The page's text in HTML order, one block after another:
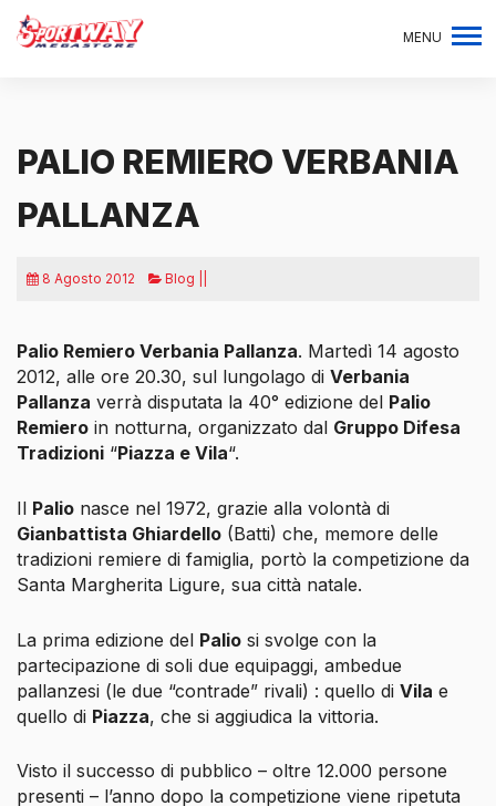
MENU
PALIO REMIERO VERBANIA
PALLANZA
8 Agosto 2012 Blog ||
Palio Remiero Verbania Pallanza. Martedì 14 agosto
2012, alle ore 20.30, sul lungolago di Verbania
Pallanza verrà disputata la 40° edizione del Palio
Remiero in notturna, organizzato dal Gruppo Difesa
Tradizioni “Piazza e Vila“.
Il Palio nasce nel 1972, grazie alla volontà di
Gianbattista Ghiardello (Batti) che, memore delle
tradizioni remiere di famiglia, portò la competizione da
Santa Margherita Ligure, sua città natale.
La prima edizione del Palio si svolge con la
partecipazione di soli due equipaggi, ambedue
pallanzesi (le due “contrade” rivali) : quello di Vila e
quello di Piazza, che si aggiudica la vittoria.
Visto il successo di pubblico – oltre 12.000 persone
presenti – l’anno dopo la competizione viene ripetuta